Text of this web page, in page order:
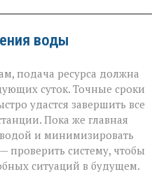
воды
подача ресурса должна
суток. Точные сроки
удастся завершить все
Пока же главная
и минимизировать
проверить систему, чтобы
ситуаций в будущем.